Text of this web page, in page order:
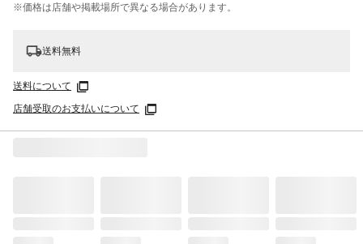
※価格は​店舗や​掲載場所で​異なる​場合が​あります。
送料無料
送料について
店舗受取のお支払いについて